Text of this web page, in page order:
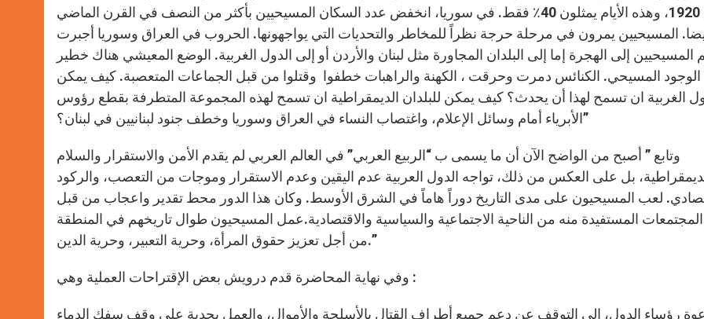
عام 1920، وهذه الأيام يمثلون 40٪ فقط. في سوريا، انخفض عدد السكان المسيحيين بأكثر من النصف في القرن الماضي
المسيحيين يمرون في مرحلة حرجة نظراً للمخاطر والتحديات التي يواجهونها. الحروب في العراق وسوريا أجبرت
إلى الهجرة إما إلى البلدان المجاورة مثل لبنان والأردن أو إلى الدول الغربية. الوضع المعيشي هناك خطير
الوجود المسيحي. الكنائس دمرت وحرقت ، الكهنة والراهبات خطفوا وقتلوا من قبل الجماعات المتعصبة. كيف يمكن
الغربية ان تسمح لهذا أن يحدث؟ كيف يمكن للبلدان الديمقراطية ان تسمح لهذه المجموعة المتطرفة بقطع رؤوس
الأبرياء أمام وسائل الإعلام، واغتصاب النساء في العراق وسوريا وخطف جنود لبنانيين في لبنان؟”
وتابع ” أصبح من الواضح الآن أن ما يسمى ب “الربيع العربي” في العالم العربي لم يقدم الأمن والاستقرار والسلام
بل على العكس من ذلك، تواجه الدول العربية عدم اليقين وعدم الاستقرار وموجات من التعصب، والركود
لعب المسيحيون على مدى التاريخ دوراً هاماً في الشرق الأوسط. وكان هذا الدور محط تقدير واعجاب من قبل
المستفيدة منه من الناحية الاجتماعية والسياسية والاقتصادية.عمل المسيحيون طوال تاريخهم في المنطقة
من أجل تعزيز حقوق المرأة، وحرية التعبير، وحرية الدين.”
وفي نهاية المحاضرة قدم درويش بعض الإقتراحات العملية وهي :
رؤساء الدول، إلى التوقف عن دعم جميع أطراف القتال بالأسلحة والأموال، والعمل بجدية على وقف سفك الدماء